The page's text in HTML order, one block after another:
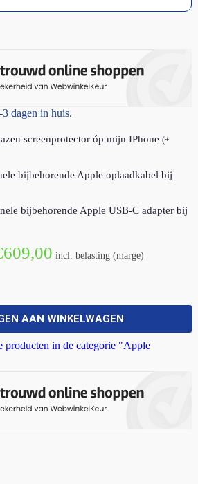
screenprotector óp mijn IPhone (+
bijbehorende Apple oplaadkabel bij
bijbehorende Apple USB-C adapter bij
609,00 incl. belasting (marge)
AAN WINKELWAGEN
producten in de categorie "Apple